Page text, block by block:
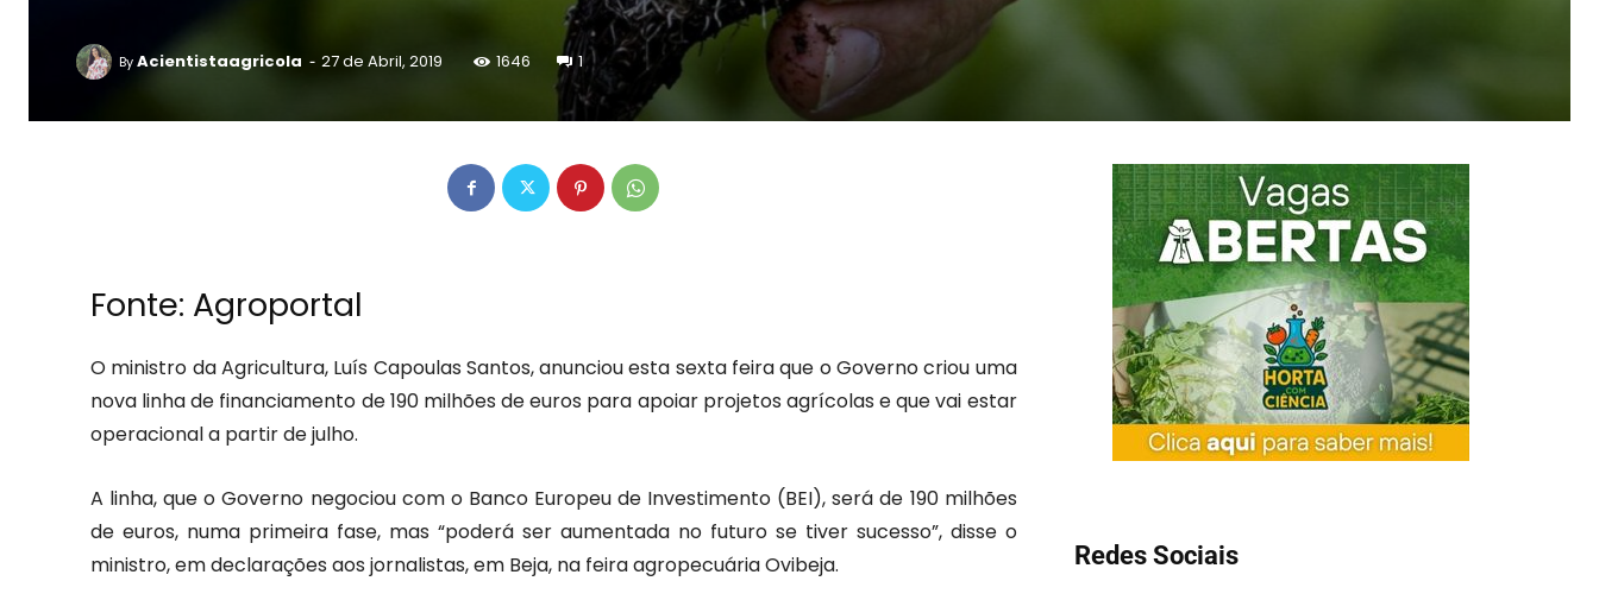
ByAcientistaagricola - 27 de Abril, 2019 1646 1
Fonte: Agroportal
O ministro da Agricultura, Luís Capoulas Santos, anunciou esta sexta feira que o Governo criou uma
nova linha de financiamento de 190 milhões de euros para apoiar projetos agrícolas e que vai estar
operacional a partir de julho.
A linha, que o Governo negociou com o Banco Europeu de Investimento (BEI), será de 190 milhões
de euros, numa primeira fase, mas “poderá ser aumentada no futuro se tiver sucesso”, disse o
ministro, em declarações aos jornalistas, em Beja, na feira agropecuária Ovibeja.
Redes Sociais